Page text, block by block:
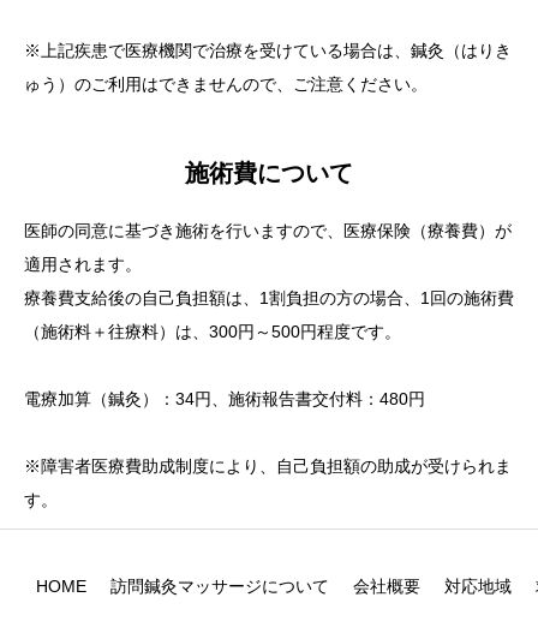
※上記疾患で医療機関で治療を受けている場合は、鍼灸（はりき
ゅう）のご利用はできませんので、ご注意ください。
施術費について
医師の同意に基づき施術を行いますので、医療保険（療養費）が
適用されます。
療養費支給後の自己負担額は、1割負担の方の場合、1回の施術費
（施術料＋往療料）は、300円～500円程度です。
電療加算（鍼灸）：34円、施術報告書交付料：480円
※障害者医療費助成制度により、自己負担額の助成が受けられま
す。
HOME 訪問鍼灸マッサージについて 会社概要 対応地域